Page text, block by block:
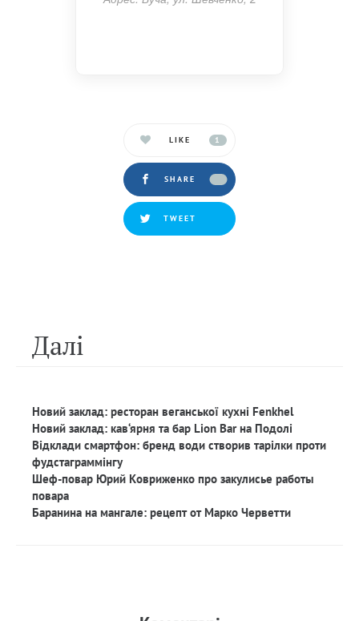
LIKE 1
SHARE
TWEET
Далi
Новий заклад: ресторан веганської кухні Fenkhel
Новий заклад: кав‘ярня та бар Lion Bar на Подолі
Відклади смартфон: бренд води створив тарілки проти
фудстаграммінгу
Шеф-повар Юрий Ковриженко про закулисье работы
повара
Баранина на мангале: рецепт от Марко Черветти